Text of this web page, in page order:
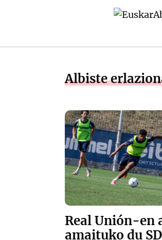
Albiste
Real Unión-en
amaituko du